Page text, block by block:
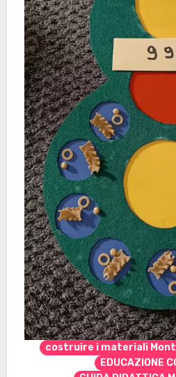
costruire i materiali
EDUCAZIONE